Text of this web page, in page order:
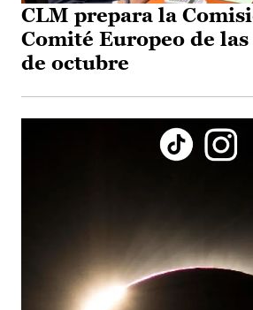
CLM prepara la
Comité Europeo de las
de octubre